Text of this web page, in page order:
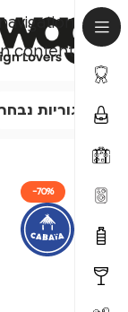
content
קטגוריות
-70%